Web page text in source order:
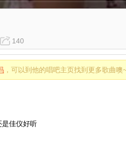
140
，可以到他的唱吧主页找到更多歌曲噢
是佳仪好听